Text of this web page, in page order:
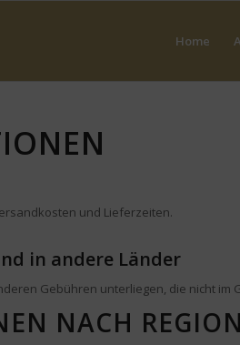
Home
und Lieferzeiten.
in andere Länder
Gebühren unterliegen, die nicht im
NACH